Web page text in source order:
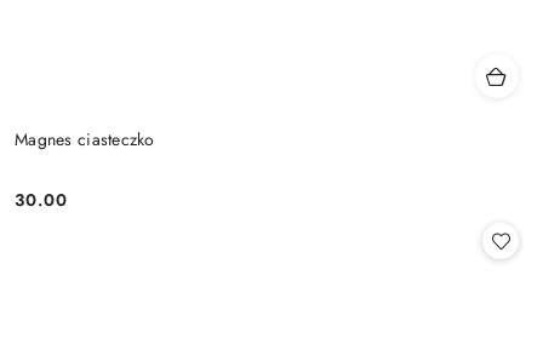
Magnes ciasteczko
Cena:
30.00